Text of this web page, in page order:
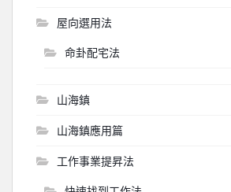
屋向選用法
命卦配宅法
山海鎮
山海鎮應用篇
工作事業提昇法